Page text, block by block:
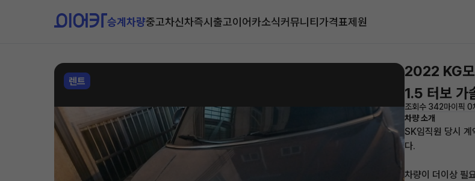
승계차량중고차신차즉시출고이어카소식커뮤니티가격표제원
렌트
2022 KG모
1.5 터보
조회수 342마이픽 0
차량 소개
SK임직원 당시 계
다.
차량이 더이상 필